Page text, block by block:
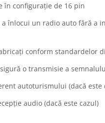
în configurație de 16 pin
înlocui un radio auto fără a
conform standardelor
o transmisie a
autoturismului (dacă este
audio (dacă este cazul)